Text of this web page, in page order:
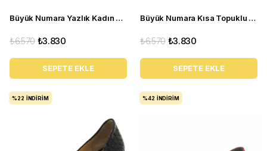
Büyük Numara Yazlık Kadın Stiletto Topuklu Ayakkabı KDR1841 Sedef
₺3.830
₺6.570
SEPETE EKLE
Büyük Numara Kısa Topuklu Kadın Stiletto ND97 Çok renkli
₺3.830
₺6.570
SEPETE EKLE
%22 İNDIRIM %42 İNDIRIM